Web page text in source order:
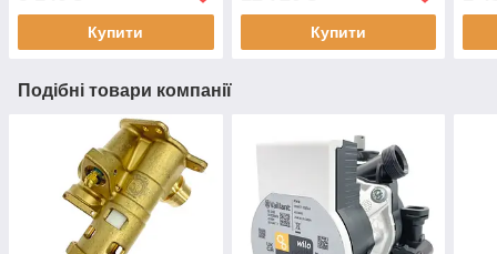
Купити Купити
Подібні товари компанії